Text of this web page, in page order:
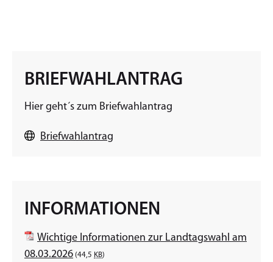
BRIEFWAHLANTRAG
Hier geht´s zum Briefwahlantrag
Briefwahlantrag
INFORMATIONEN
Wichtige Informationen zur Landtagswahl am
08.03.2026 (44,5 KB)